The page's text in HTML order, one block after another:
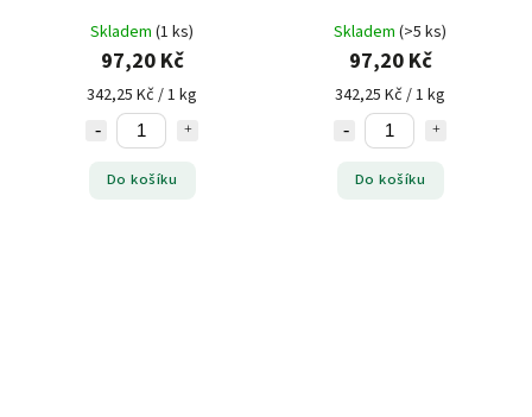
Skladem (1 ks)
97,20 Kč
342,25 Kč / 1 kg
Do košíku
Skladem (>5 ks)
97,20 Kč
342,25 Kč / 1 kg
Do košíku